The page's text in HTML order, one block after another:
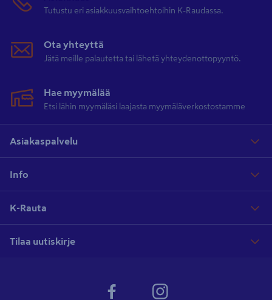
Tutustu eri asiakkuusvaihtoehtoihin K-Raudassa.
Ota yhteyttä
Jätä meille palautetta tai lähetä yhteydenottopyyntö.
Hae myymälää
Etsi lähin myymäläsi laajasta myymäläverkostostamme
Asiakaspalvelu
Info
K-Rauta
Tilaa uutiskirje